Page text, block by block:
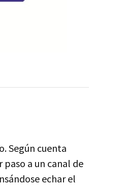
Según cuenta
paso a un canal de
echar el